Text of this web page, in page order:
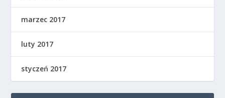
marzec 2017
luty 2017
styczeń 2017